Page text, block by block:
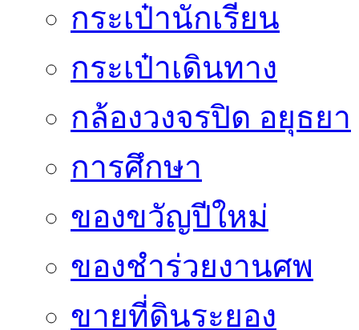
กระเป๋านักเรียน
กระเป๋าเดินทาง
กล้องวงจรปิด อยุธยา
การศึกษา
ของขวัญปีใหม่
ของชำร่วยงานศพ
ขายที่ดินระยอง